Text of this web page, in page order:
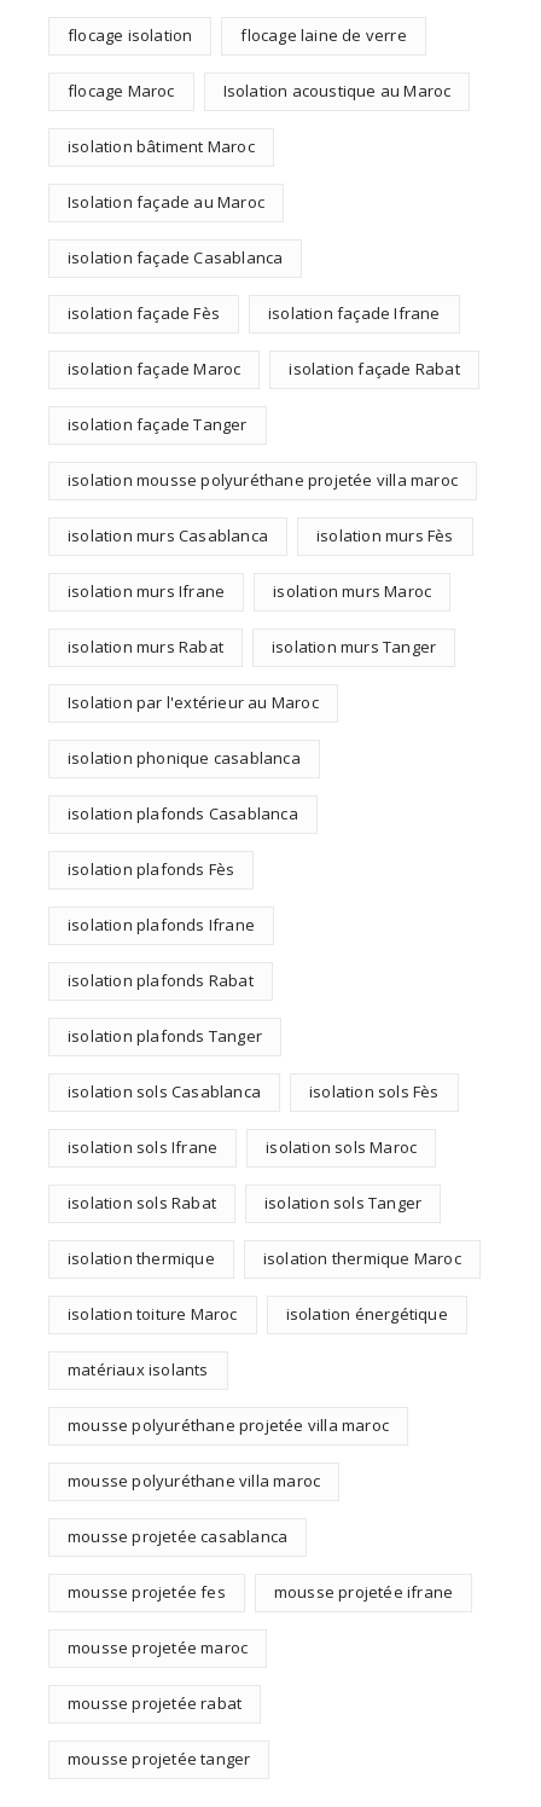
flocage isolation flocage laine de verre
flocage Maroc Isolation acoustique au Maroc
isolation bâtiment Maroc
Isolation façade au Maroc
isolation façade Casablanca
isolation façade Fès isolation façade Ifrane
isolation façade Maroc isolation façade Rabat
isolation façade Tanger
isolation mousse polyuréthane projetée villa maroc
isolation murs Casablanca isolation murs Fès
isolation murs Ifrane isolation murs Maroc
isolation murs Rabat isolation murs Tanger
Isolation par l'extérieur au Maroc
isolation phonique casablanca
isolation plafonds Casablanca
isolation plafonds Fès
isolation plafonds Ifrane
isolation plafonds Rabat
isolation plafonds Tanger
isolation sols Casablanca isolation sols Fès
isolation sols Ifrane isolation sols Maroc
isolation sols Rabat isolation sols Tanger
isolation thermique isolation thermique Maroc
isolation toiture Maroc isolation énergétique
matériaux isolants
mousse polyuréthane projetée villa maroc
mousse polyuréthane villa maroc
mousse projetée casablanca
mousse projetée fes mousse projetée ifrane
mousse projetée maroc
mousse projetée rabat
mousse projetée tanger